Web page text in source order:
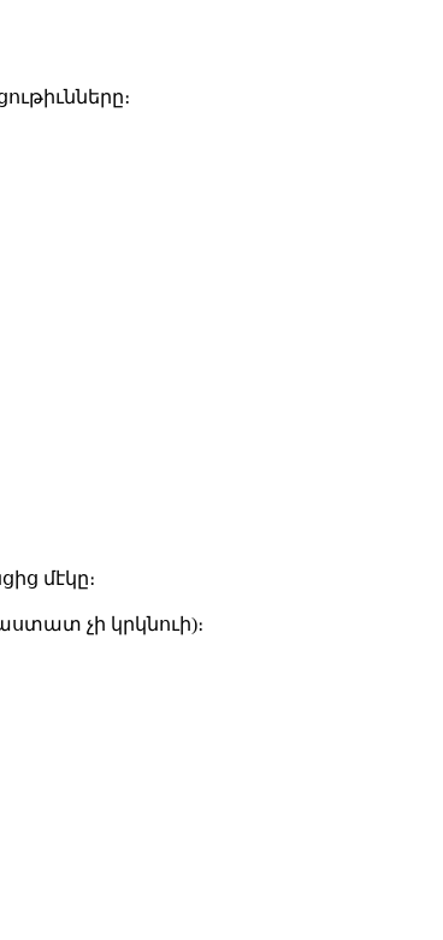
մէկը։
չի կրկնուի)։